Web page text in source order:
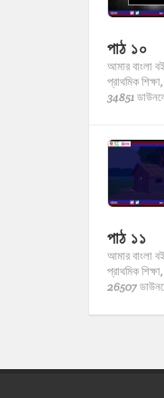
পাঠ ১০
আমার বাংলা
প্রাথমিক শিক্ষা,
34851
পাঠ ১১
আমার বাংলা
প্রাথমিক শিক্ষা,
26507